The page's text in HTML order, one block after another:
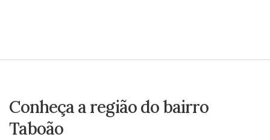
Conheça a região do bairro
Taboão